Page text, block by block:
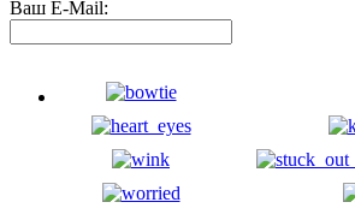
Ваш E-Mail: